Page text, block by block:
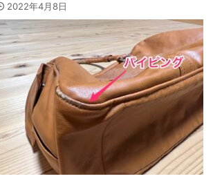
2022年4月8日